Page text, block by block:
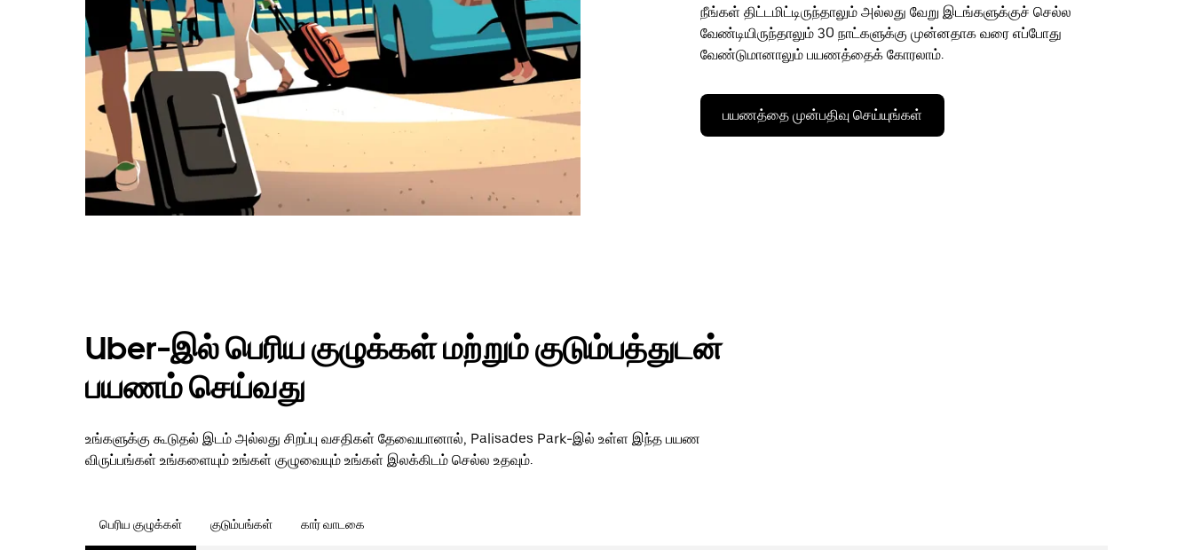
நீங்கள் திட்டமிட்டிருந்தாலும் அல்லது வேறு இடங்களுக்குச் செல்ல
வேண்டியிருந்தாலும் 30 நாட்களுக்கு முன்னதாக வரை எப்போது
வேண்டுமானாலும் பயணத்தைக் கோரலாம்.
பயணத்தை முன்பதிவு செய்யுங்கள்
Uber-இல் பெரிய குழுக்கள் மற்றும் குடும்பத்துடன்
பயணம் செய்வது
உங்களுக்கு கூடுதல் இடம் அல்லது சிறப்பு வசதிகள் தேவையானால், Palisades Park-இல் உள்ள இந்த பயண
விருப்பங்கள் உங்களையும் உங்கள் குழுவையும் உங்கள் இலக்கிடம் செல்ல உதவும்.
பெரிய குழுக்கள் குடும்பங்கள் கார் வாடகை